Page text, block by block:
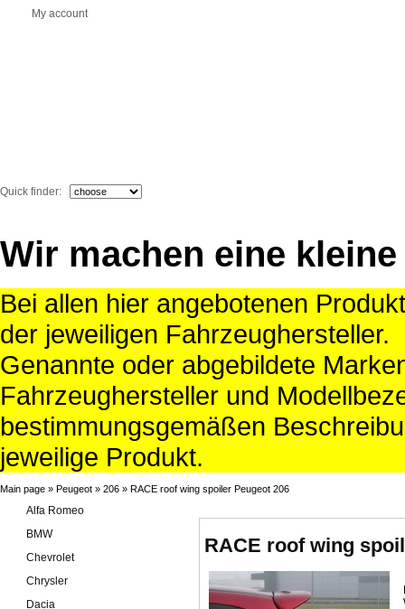
My account
Quick finder:
Wir machen eine kleine
Bei allen hier angebotenen
der jeweiligen Fahrzeughersteller.
Genannte oder abgebildete
Fahrzeughersteller und
bestimmungsgemäßen
jeweilige Produkt.
Main page » Peugeot » 206 » RACE roof wing spoiler Peugeot 206
RACE roof wing
Alfa Romeo
BMW
Chevrolet
Chrysler
Dacia